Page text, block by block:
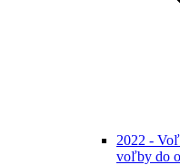
2022 -
voľby do